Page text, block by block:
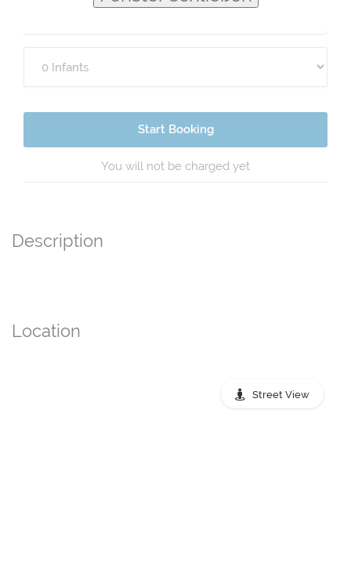
Start Booking
You will not be charged yet
Description
Location
Street View